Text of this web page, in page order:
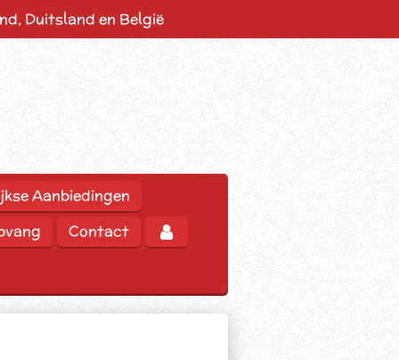
Duitsland en België
Aanbiedingen
Contact